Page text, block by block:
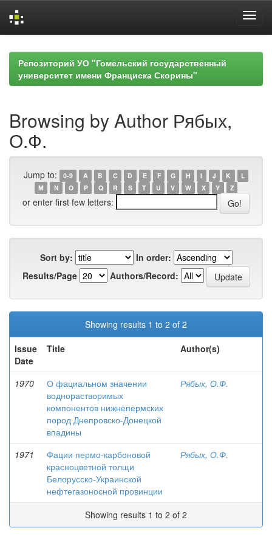
navigationРепозиторий УО "Гомельский государственный
университет имени Франциска Скорины"
Browsing by Author Рябых,
О.Ф.
Jump to: 0-9 A B C D E F G H I J K
L
M
N O P Q R S T U V W X Y Z
or enter first few letters:
Sort by:
In order:
Results/Page
Authors/Record:
Showing results 1 to 2 of 2
Issue
Date
Title Author(s)
1970
О фациальном значении
воднорастворимых
компонентов нижнепермских
пород Днепровско-Донецкой
впадины
Рябых, О.Ф.
1971
Фации пермо-карбоновой
красноцветной толщи
Белорусско-Украинской
нефтегазоносной провинции
Рябых, О.Ф.
Showing results 1 to 2 of 2